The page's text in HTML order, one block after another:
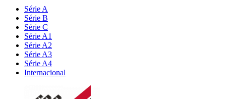
Série A
Série B
Série C
Série A1
Série A2
Série A3
Série A4
Internacional